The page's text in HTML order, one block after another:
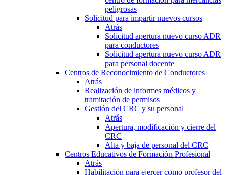
peligrosas
Solicitud para impartir nuevos cursos
Atrás
Solicitud apertura nuevo curso ADR
para conductores
Solicitud apertura nuevo curso ADR
para personal docente
Centros de Reconocimiento de Conductores
Atrás
Realización de informes médicos y
tramitación de permisos
Gestión del CRC y su personal
Atrás
Apertura, modificación y cierre del
CRC
Alta y baja de personal del CRC
Centros Educativos de Formación Profesional
Atrás
Habilitación para ejercer como profesor del